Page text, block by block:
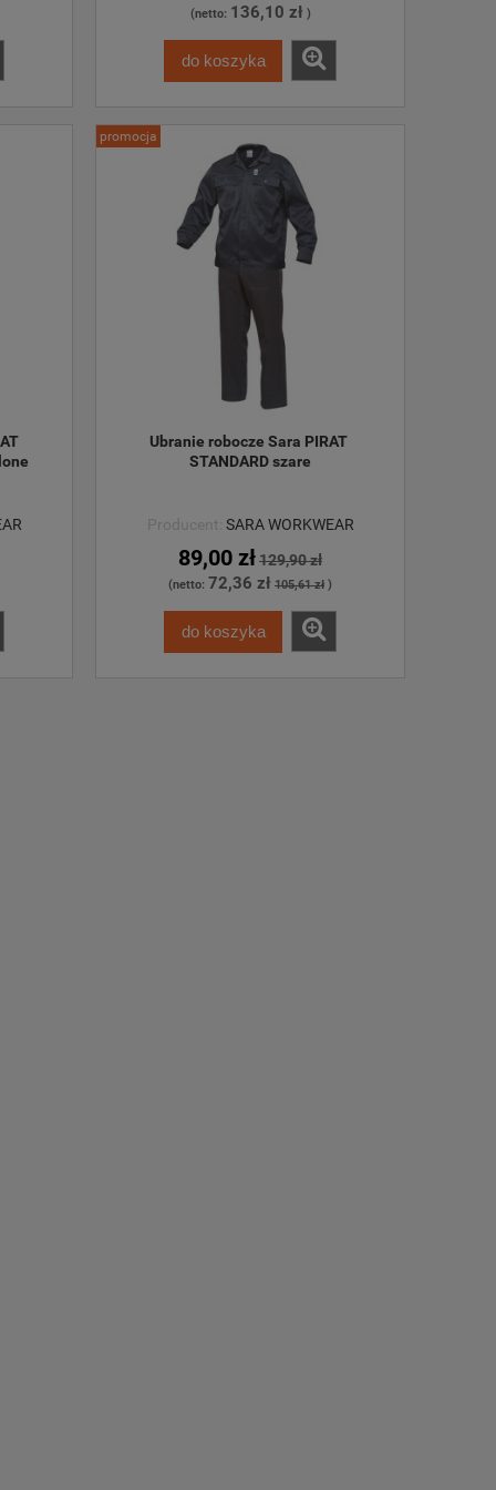
(netto: 136,10 zł)
do koszyka
Ubranie robocze Sara PIRAT
STANDARD szare
Producent: SARA WORKWEAR
89,00 zł129,90 zł
(netto: 72,36 zł 105,61 zł )
do koszyka
promocja